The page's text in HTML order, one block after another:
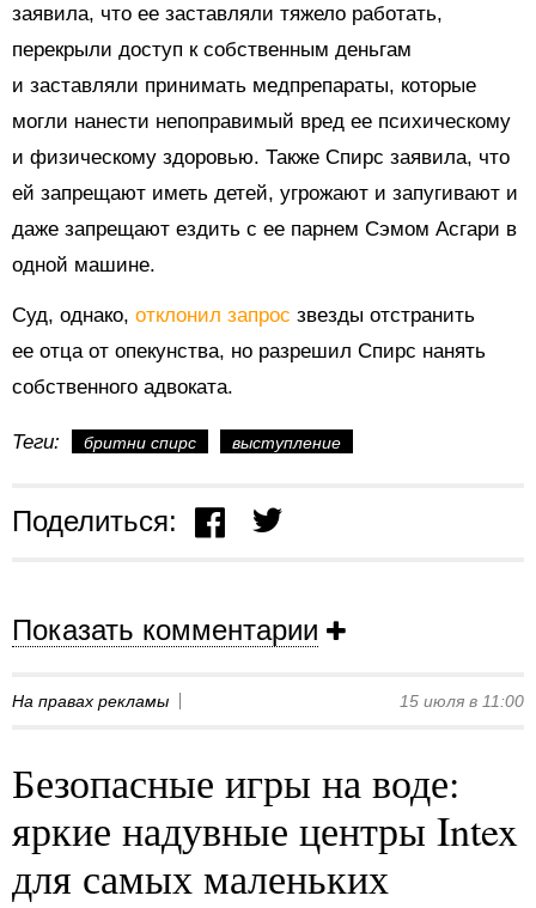
заявила, что ее заставляли тяжело работать,
перекрыли доступ к собственным деньгам
и заставляли принимать медпрепараты, которые
могли нанести непоправимый вред ее психическому
и физическому здоровью. Также Спирс заявила, что
ей запрещают иметь детей, угрожают и запугивают и
даже запрещают ездить с ее парнем Сэмом Асгари в
одной машине.
Суд, однако, отклонил запрос звезды отстранить
ее отца от опекунства, но разрешил Спирс нанять
собственного адвоката.
Теги: бритни спирс выступление
Поделиться:
Показать комментарии
На правах рекламы 15 июля в 11:00
Безопасные игры на воде:
яркие надувные центры Intex
для самых маленьких